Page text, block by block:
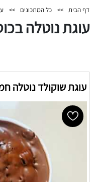
דף הבית >> כל המתכונים >>
עוגת נוטלה
עוגת שוקולד נוטלה